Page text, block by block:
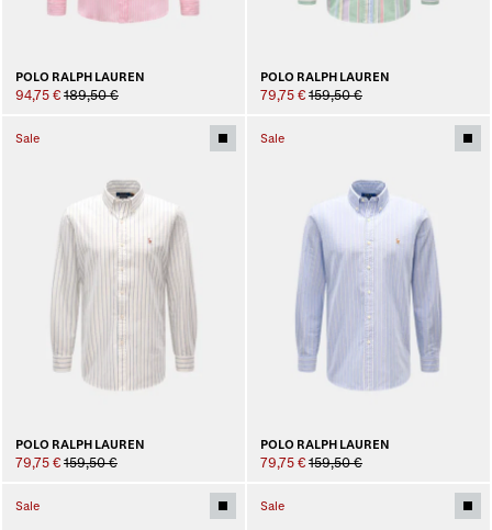
POLO RALPH LAUREN
94,75 € 189,50 €
POLO RALPH LAUREN
79,75 € 159,50 €
Sale
POLO RALPH LAUREN
79,75 € 159,50 €
Sale
POLO RALPH LAUREN
79,75 € 159,50 €
Sale Sale